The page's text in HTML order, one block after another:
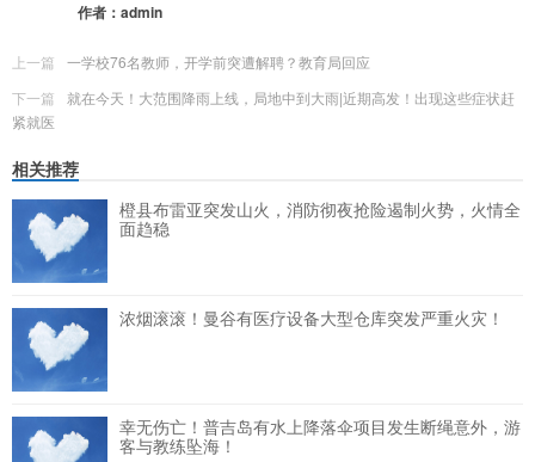
作者： admin
上一篇
一学校76名教师，开学前突遭解聘？教育局回应
下一篇
就在今天！大范围降雨上线，局地中到大雨|近期高发！出现这些症状赶
紧就医
相关推荐
橙县布雷亚突发山火，消防彻夜抢险遏制火势，火情全
面趋稳
浓烟滚滚！曼谷有医疗设备大型仓库突发严重火灾！
幸无伤亡！普吉岛有水上降落伞项目发生断绳意外，游
客与教练坠海！